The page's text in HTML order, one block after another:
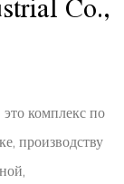
Co.,
комплекс по
производству